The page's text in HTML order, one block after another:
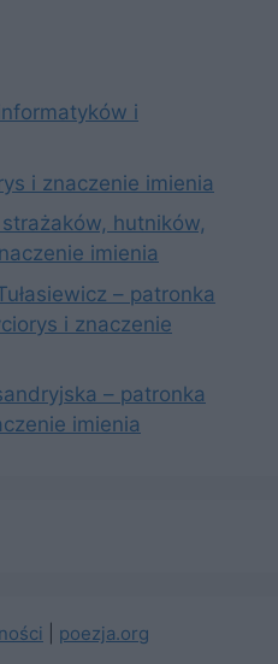
i
i znaczenie imienia
hutników,
imienia
– patronka
i znaczenie
– patronka
imienia
poezja.org